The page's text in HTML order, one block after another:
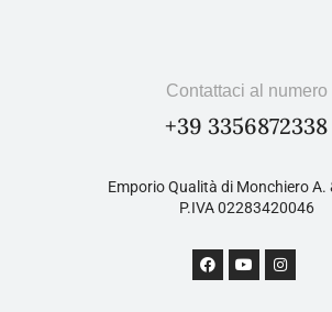
Contattaci al numero
+39 3356872338
Emporio Qualità di Monchiero A.
P.IVA 02283420046